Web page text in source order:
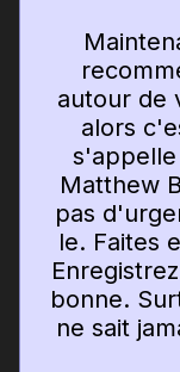
autour de
alors
s'appelle
Matthew
pas
le. Faites
bonne.
ne sait